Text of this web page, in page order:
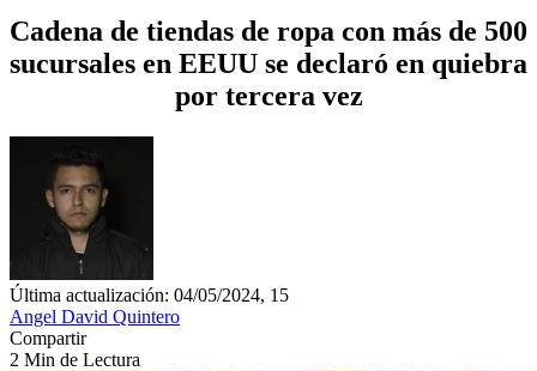
Cadena de tiendas de ropa con más de 500
sucursales en EEUU se declaró en quiebra
por tercera vez
Última actualización: 04/05/2024, 15
Angel David Quintero
Compartir
2 Min de Lectura